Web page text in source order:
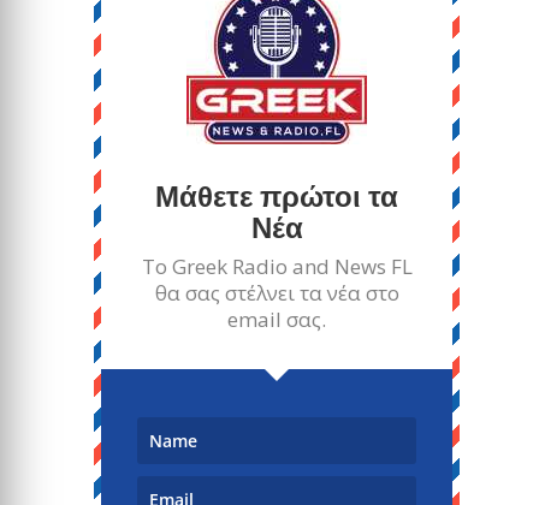
Μάθετε πρώτοι τα
Νέα
Το Greek Radio and News FL
θα σας στέλνει τα νέα στο
email σας.